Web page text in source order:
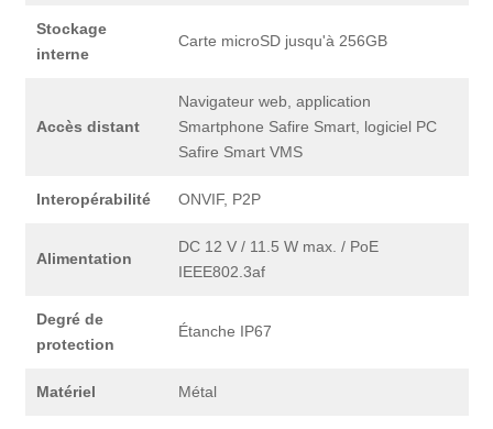
Stockage
interne
Carte microSD jusqu'à 256GB
Accès distant
Navigateur web, application
Smartphone Safire Smart, logiciel PC
Safire Smart VMS
Interopérabilité ONVIF, P2P
Alimentation
DC 12 V / 11.5 W max. / PoE
IEEE802.3af
Degré de
protection
Étanche IP67
Matériel Métal